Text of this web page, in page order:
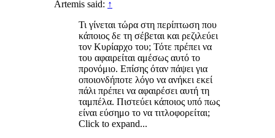
Artemis said: ↑
Τι γίνεται τώρα στη περίπτωση που
κάποιος δε τη σέβεται και ρεζιλεύει
τον Κυρίαρχο του; Τότε πρέπει να
του αφαιρείται αμέσως αυτό το
προνόμιο. Επίσης όταν πάψει για
οποιονδήποτε λόγο να ανήκει εκεί
πάλι πρέπει να αφαιρέσει αυτή τη
ταμπέλα. Πιστεύει κάποιος υπό πως
είναι εύσημο το να τιτλοφορείται;
Click to expand...